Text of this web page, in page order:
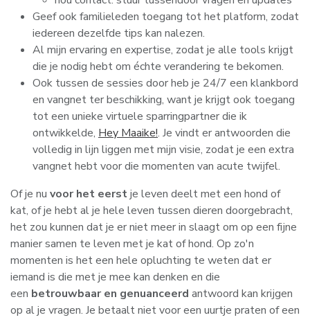
Geef ook familieleden toegang tot het platform, zodat
iedereen dezelfde tips kan nalezen.
Al mijn ervaring en expertise, zodat je alle tools krijgt
die je nodig hebt om échte verandering te bekomen.
Ook tussen de sessies door heb je 24/7 een klankbord
en vangnet ter beschikking, want je krijgt ook toegang
tot een unieke virtuele sparringpartner die ik
ontwikkelde, Hey Maaike!. Je vindt er antwoorden die
volledig in lijn liggen met mijn visie, zodat je een extra
vangnet hebt voor die momenten van acute twijfel.
Of je nu voor het eerstje leven deelt met een hond of
kat, of je hebt al je hele leven tussen dieren doorgebracht,
het zou kunnen dat je er niet meer in slaagt om op een fijne
manier samen te leven met je kat of hond. Op zo'n
momenten is het een hele opluchting te weten dat er
iemand is die met je mee kan denken en die
een betrouwbaar en genuanceerd antwoord kan krijgen
op al je vragen. Je betaalt niet voor een uurtje praten of een